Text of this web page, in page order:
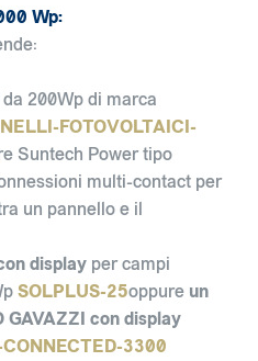
Wp:
da 200Wp di marca
FOTOVOLTAICI-
Suntech Power tipo
multi-contact per
un pannello e il
display per campi
SOLPLUS-25oppure un
con display
3300